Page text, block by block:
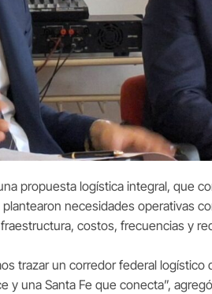
propuesta logística integral, que
necesidades operativas
costos, frecuencias y
trazar un corredor federal
y una Santa Fe que conecta”,